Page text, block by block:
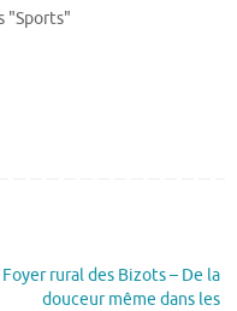
"Sports"
Foyer rural des Bizots – De la
douceur même dans les